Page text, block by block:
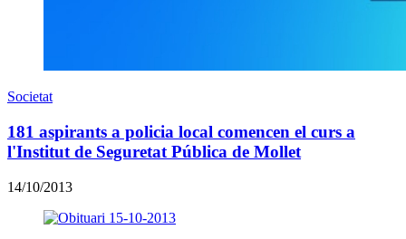
Societat
181 aspirants a policia local comencen el curs a
l'Institut de Seguretat Pública de Mollet
14/10/2013